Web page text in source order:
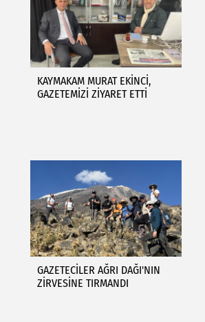
KAYMAKAM MURAT EKİNCİ,
GAZETEMİZİ ZİYARET ETTİ
GAZETECİLER AĞRI DAĞI'NIN
ZİRVESİNE TIRMANDI